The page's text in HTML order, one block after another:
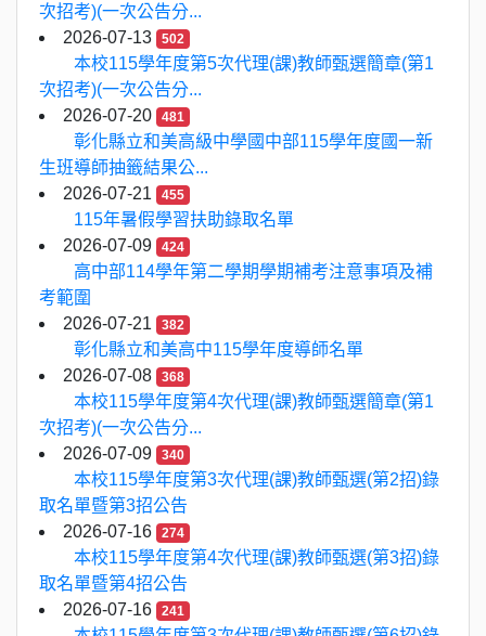
次招考)(一次公告分...
2026-07-13
502
本校115學年度第5次代理(課)教師甄選簡章(第1
次招考)(一次公告分...
2026-07-20
481
彰化縣立和美高級中學國中部115學年度國一新
生班導師抽籤結果公...
2026-07-21
455
115年暑假學習扶助錄取名單
2026-07-09
424
高中部114學年第二學期學期補考注意事項及補
考範圍
2026-07-21
382
彰化縣立和美高中115學年度導師名單
2026-07-08
368
本校115學年度第4次代理(課)教師甄選簡章(第1
次招考)(一次公告分...
2026-07-09
340
本校115學年度第3次代理(課)教師甄選(第2招)錄
取名單暨第3招公告
2026-07-16
274
本校115學年度第4次代理(課)教師甄選(第3招)錄
取名單暨第4招公告
2026-07-16
241